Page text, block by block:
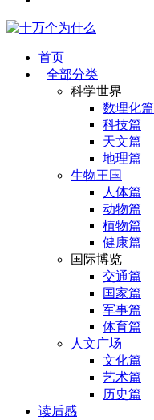
首页
全部分类
科学世界
数理化篇
科技篇
天文篇
地理篇
生物王国
人体篇
动物篇
植物篇
健康篇
国际博览
交通篇
国家篇
军事篇
体育篇
人文广场
文化篇
艺术篇
历史篇
读后感